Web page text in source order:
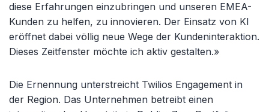
diese Erfahrungen einzubringen und unseren EMEA-
Kunden zu helfen, zu innovieren. Der Einsatz von KI
eröffnet dabei völlig neue Wege der Kundeninteraktion.
Dieses Zeitfenster möchte ich aktiv gestalten.»
Die Ernennung unterstreicht Twilios Engagement in
der Region. Das Unternehmen betreibt einen